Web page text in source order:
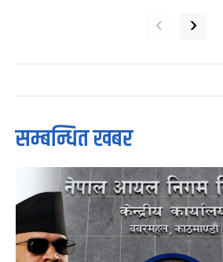
‹ ›
सम्बन्धित खबर